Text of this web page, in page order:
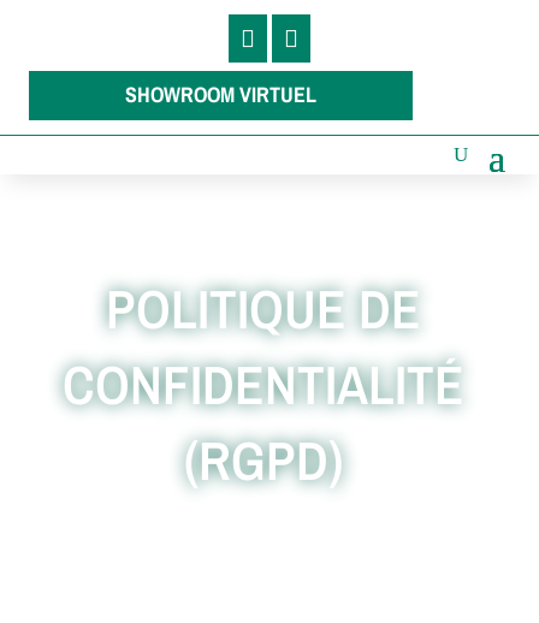
 
SHOWROOM VIRTUEL
POLITIQUE DE
CONFIDENTIALITÉ
(RGPD)